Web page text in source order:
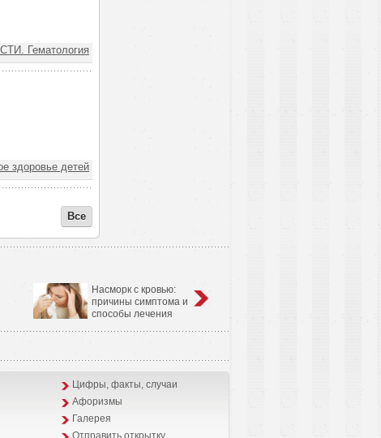
Гематология
здоровье детей
Все
Насморк с кровью:
причины симптома и
способы лечения
Цифры, факты, случаи
Афоризмы
Галерея